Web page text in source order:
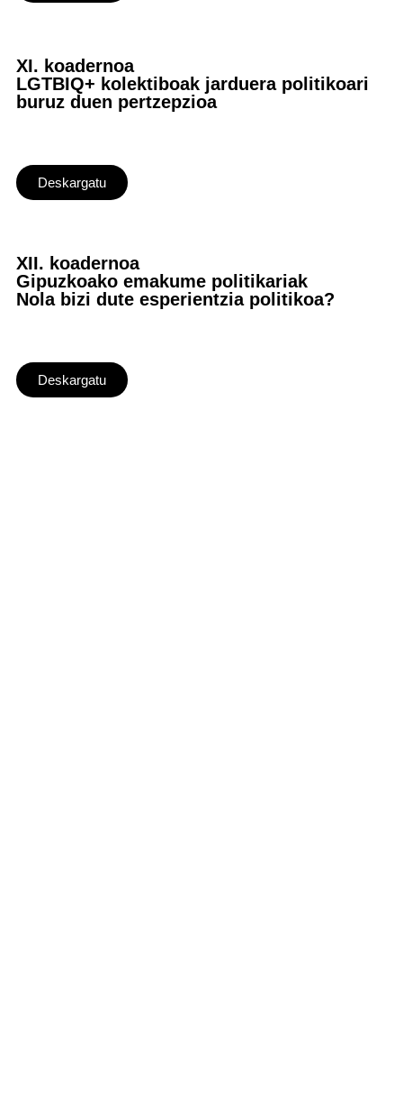
XI. koadernoa
LGTBIQ+ kolektiboak jarduera politikoari
buruz duen pertzepzioa
Deskargatu
XII. koadernoa
Gipuzkoako emakume politikariak
Nola bizi dute esperientzia politikoa?
Deskargatu